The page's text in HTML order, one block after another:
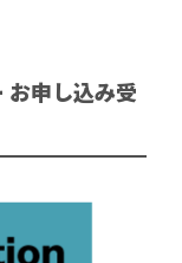
お申し込み受